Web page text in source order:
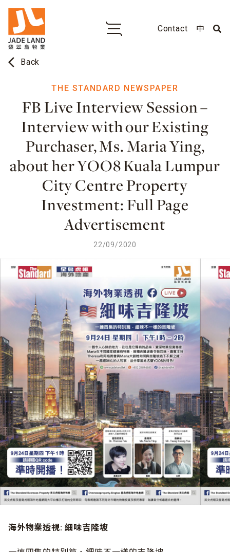
Contact 中
arrow_back_ios Back
THE STANDARD NEWSPAPER
FB Live Interview Session –
Interview with our Existing
Purchaser, Ms. Maria Ying,
about her YOO8 Kuala Lumpur
City Centre Property
Investment: Full Page
Advertisement
22/09/2020
海外物業透視: 細味吉隆坡